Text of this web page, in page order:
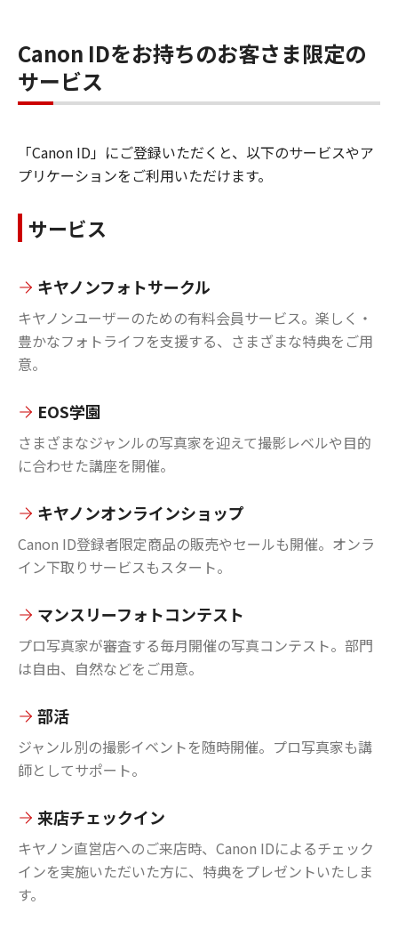
Canon IDをお持ちのお客さま限定の
サービス
「Canon ID」にご登録いただくと、以下のサービスやア
プリケーションをご利用いただけます。
サービス
キヤノンフォトサークル
キヤノンユーザーのための有料会員サービス。楽しく・
豊かなフォトライフを支援する、さまざまな特典をご用
意。
EOS学園
さまざまなジャンルの写真家を迎えて撮影レベルや目的
に合わせた講座を開催。
キヤノンオンラインショップ
Canon ID登録者限定商品の販売やセールも開催。オンラ
イン下取りサービスもスタート。
マンスリーフォトコンテスト
プロ写真家が審査する毎月開催の写真コンテスト。部門
は自由、自然などをご用意。
部活
ジャンル別の撮影イベントを随時開催。プロ写真家も講
師としてサポート。
来店チェックイン
キヤノン直営店へのご来店時、Canon IDによるチェック
インを実施いただいた方に、特典をプレゼントいたしま
す。